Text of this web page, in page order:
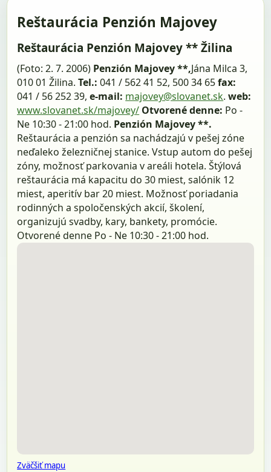
Reštaurácia Penzión Majovey
Reštaurácia Penzión Majovey ** Žilina
(Foto: 2. 7. 2006) Penzión Majovey **,Jána Milca 3,
010 01 Žilina.Tel.:041 / 562 41 52, 500 34 65fax:
041 / 56 252 39,e-mail: majovey@slovanet.sk.web:
www.slovanet.sk/majovey/ Otvorené denne: Po -
Ne 10:30 - 21:00 hod. Penzión Majovey **.
Reštaurácia a penzión sa nachádzajú v pešej zóne
neďaleko železničnej stanice. Vstup autom do pešej
zóny, možnosť parkovania v areáli hotela. Štýlová
reštaurácia má kapacitu do 30 miest, salónik 12
miest, aperitív bar 20 miest. Možnosť poriadania
rodinných a spoločenských akcií, školení,
organizujú svadby, kary, bankety, promócie.
Otvorené denne Po - Ne 10:30 - 21:00 hod.
Zväčšiť mapu